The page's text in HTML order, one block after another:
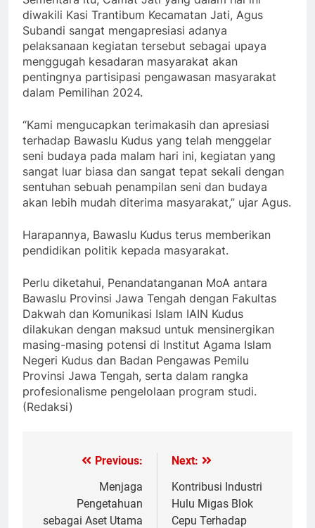
diwakili Kasi Trantibum Kecamatan Jati, Agus
Subandi sangat mengapresiasi adanya
pelaksanaan kegiatan tersebut sebagai upaya
menggugah kesadaran masyarakat akan
pentingnya partisipasi pengawasan masyarakat
dalam Pemilihan 2024.
“Kami mengucapkan terimakasih dan apresiasi
terhadap Bawaslu Kudus yang telah menggelar
seni budaya pada malam hari ini, kegiatan yang
sangat luar biasa dan sangat tepat sekali dengan
sentuhan sebuah penampilan seni dan budaya
akan lebih mudah diterima masyarakat,” ujar Agus.
Harapannya, Bawaslu Kudus terus memberikan
pendidikan politik kepada masyarakat.
Perlu diketahui, Penandatanganan MoA antara
Bawaslu Provinsi Jawa Tengah dengan Fakultas
Dakwah dan Komunikasi Islam IAIN Kudus
dilakukan dengan maksud untuk mensinergikan
masing-masing potensi di Institut Agama Islam
Negeri Kudus dan Badan Pengawas Pemilu
Provinsi Jawa Tengah, serta dalam rangka
profesionalisme pengelolaan program studi.
(Redaksi)
navigation
Previous:
Menjaga
Pengetahuan
sebagai Aset Utama
Next:
Kontribusi Industri
Hulu Migas Blok
Cepu Terhadap